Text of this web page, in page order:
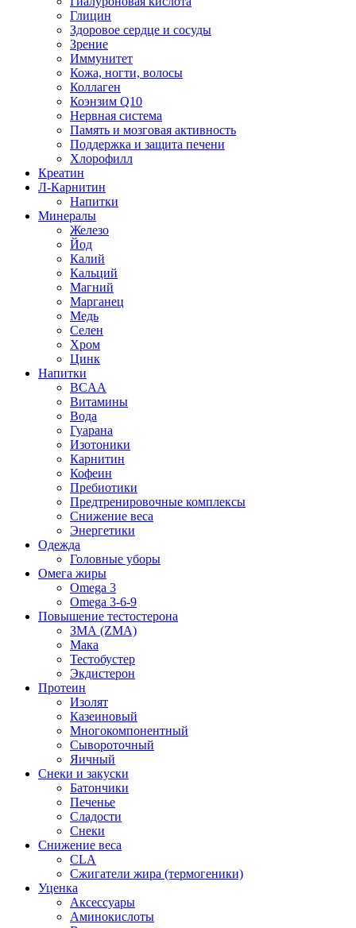
Глицин
Здоровое сердце и сосуды
Зрение
Иммунитет
Кожа, ногти, волосы
Коллаген
Коэнзим Q10
Нервная система
Память и мозговая активность
Поддержка и защита печени
Хлорофилл
Креатин
Л-Карнитин
Напитки
Минералы
Железо
Йод
Калий
Кальций
Магний
Марганец
Медь
Селен
Хром
Цинк
Напитки
BCAA
Витамины
Вода
Гуарана
Изотоники
Карнитин
Кофеин
Пребиотики
Предтренировочные комплексы
Снижение веса
Энергетики
Одежда
Головные уборы
Омега жиры
Omega 3
Omega 3-6-9
Повышение тестостерона
ЗМА (ZMA)
Мака
Тестобустер
Экдистерон
Протеин
Изолят
Казеиновый
Многокомпонентный
Сывороточный
Яичный
Снеки и закуски
Батончики
Печенье
Сладости
Снеки
Снижение веса
CLA
Сжигатели жира (термогеники)
Уценка
Аксессуары
Аминокислоты